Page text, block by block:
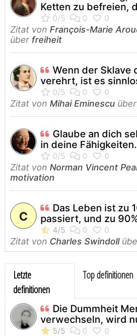
Ketten zu befreien,
Zitat von François-Marie
über freiheit
Wenn der Sklave
verehrt, ist es
Zitat von Mihai Eminescu über
Glaube an dich
in deine
Zitat von Norman Vincent
motivation
C
Das Leben ist zu
passiert, und zu
Zitat von Charles Swindoll
Letzte
definitionen
Top definitionen
Die Dummheit
verwechseln, wird